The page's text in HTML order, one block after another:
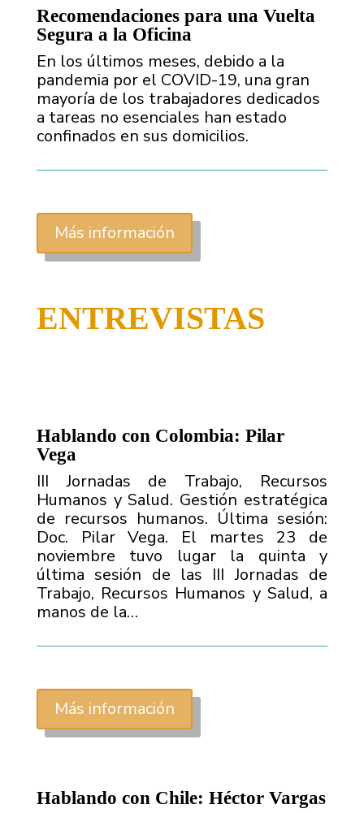
Recomendaciones para una Vuelta
Segura a la Oficina
En los últimos meses, debido a la
pandemia por el COVID-19, una gran
mayoría de los trabajadores dedicados
a tareas no esenciales han estado
confinados en sus domicilios.
Más información
ENTREVISTAS
Hablando con Colombia: Pilar
Vega
III Jornadas de Trabajo, Recursos
Humanos y Salud. Gestión estratégica
de recursos humanos. Última sesión:
Doc. Pilar Vega. El martes 23 de
noviembre tuvo lugar la quinta y
última sesión de las III Jornadas de
Trabajo, Recursos Humanos y Salud, a
manos de la…
Más información
Hablando con Chile: Héctor Vargas